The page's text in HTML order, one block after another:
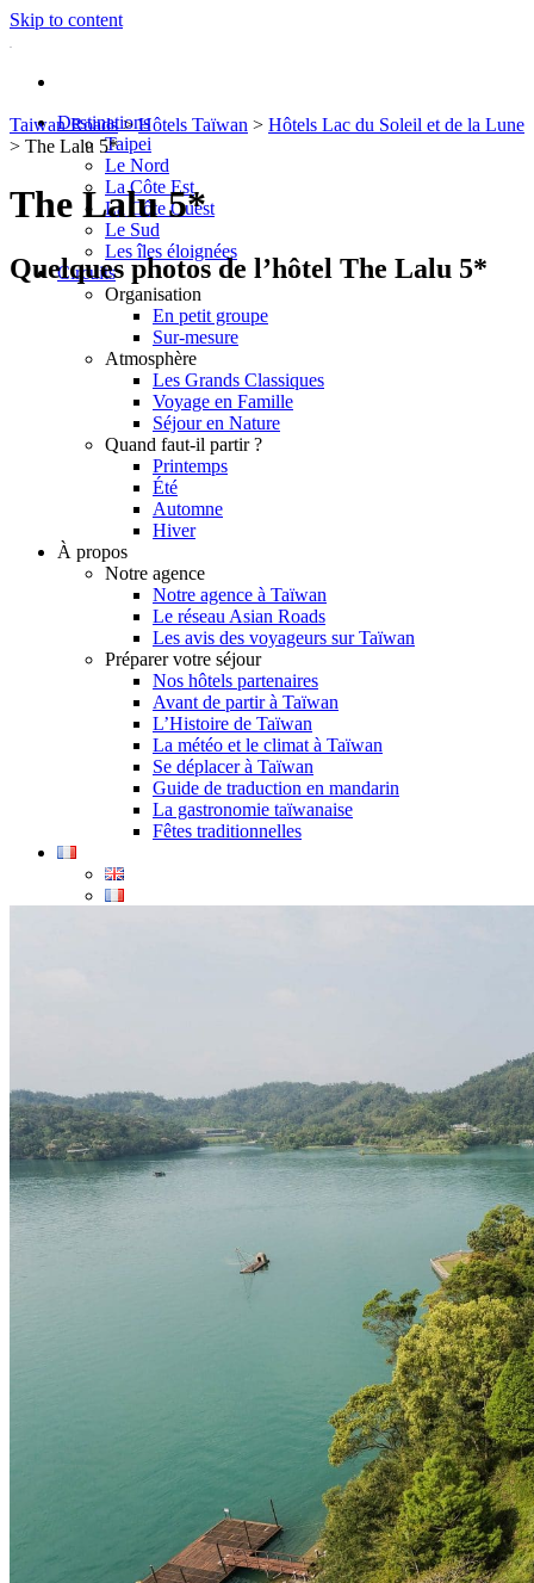
Skip to content
Destinations
Taipei
Le Nord
La Côte Est
La Côte Ouest
Le Sud
Les îles éloignées
Circuits
Organisation
En petit groupe
Sur-mesure
Atmosphère
Les Grands Classiques
Voyage en Famille
Séjour en Nature
Quand faut-il partir ?
Printemps
Été
Automne
Hiver
À propos
Notre agence
Notre agence à Taïwan
Le réseau Asian Roads
Les avis des voyageurs sur Taïwan
Préparer votre séjour
Nos hôtels partenaires
Avant de partir à Taïwan
L’Histoire de Taïwan
La météo et le climat à Taïwan
Se déplacer à Taïwan
Guide de traduction en mandarin
La gastronomie taïwanaise
Fêtes traditionnelles
Taiwan Roads > Hôtels Taïwan > Hôtels Lac du Soleil et de la Lune
> The Lalu 5*
The Lalu 5*
Quelques photos de l’hôtel The Lalu 5*